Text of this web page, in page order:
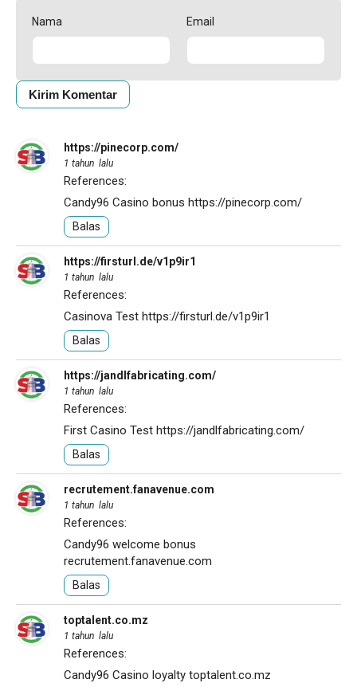
Nama Email
https://pinecorp.com/
1 tahun lalu
References:
Candy96 Casino bonus https://pinecorp.com/
Balas
https://firsturl.de/v1p9ir1
1 tahun lalu
References:
Casinova Test https://firsturl.de/v1p9ir1
Balas
https://jandlfabricating.com/
1 tahun lalu
References:
First Casino Test https://jandlfabricating.com/
Balas
recrutement.fanavenue.com
1 tahun lalu
References:
Candy96 welcome bonus
recrutement.fanavenue.com
Balas
toptalent.co.mz
1 tahun lalu
References:
Candy96 Casino loyalty toptalent.co.mz